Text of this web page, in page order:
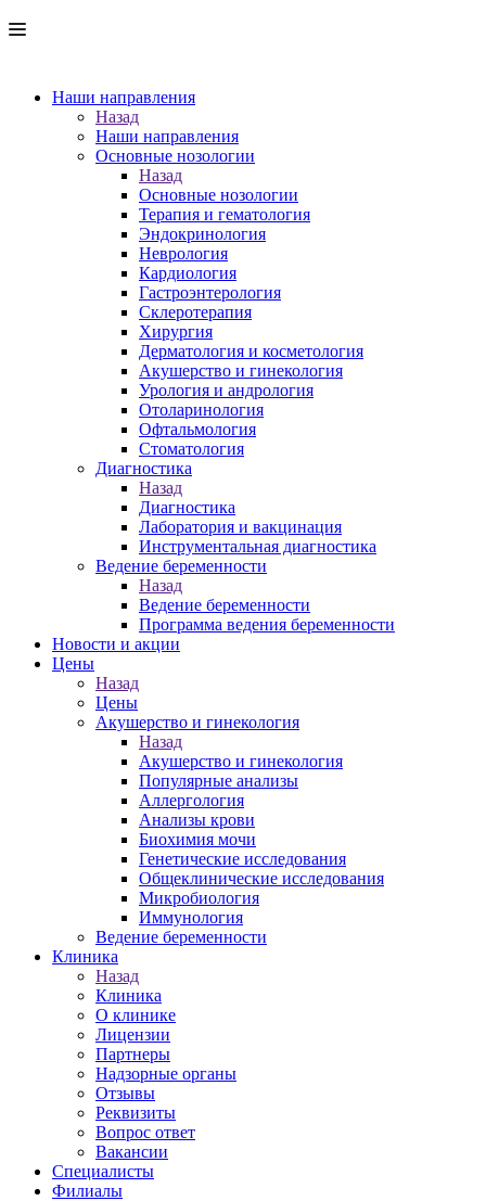
Наши направления
Назад
Наши направления
Основные нозологии
Назад
Основные нозологии
Терапия и гематология
Эндокринология
Неврология
Кардиология
Гастроэнтерология
Склеротерапия
Хирургия
Дерматология и косметология
Акушерство и гинекология
Урология и андрология
Отоларинология
Офтальмология
Стоматология
Диагностика
Назад
Диагностика
Лаборатория и вакцинация
Инструментальная диагностика
Ведение беременности
Назад
Ведение беременности
Программа ведения беременности
Новости и акции
Цены
Назад
Цены
Акушерство и гинекология
Назад
Акушерство и гинекология
Популярные анализы
Аллергология
Анализы крови
Биохимия мочи
Генетические исследования
Общеклинические исследования
Микробиология
Иммунология
Ведение беременности
Клиника
Назад
Клиника
О клинике
Лицензии
Партнеры
Надзорные органы
Отзывы
Реквизиты
Вопрос ответ
Вакансии
Специалисты
Филиалы